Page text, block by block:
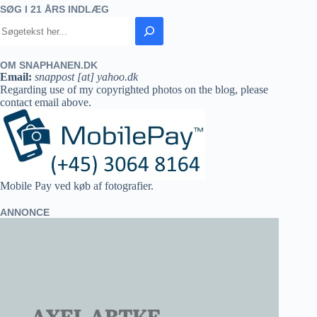
SØG I 21 ÅRS INDLÆG
OM SNAPHANEN.DK
Email: snappost [at] yahoo.dk
Regarding use of my copyrighted photos on the blog, please
contact email above.
Mobile Pay ved køb af fotografier.
ANNONCE